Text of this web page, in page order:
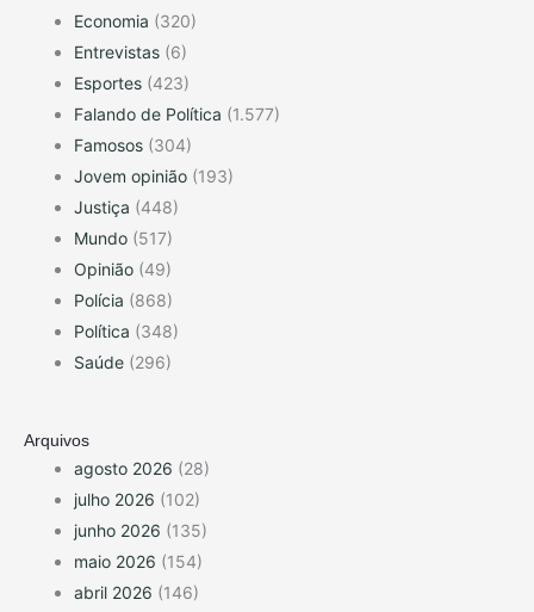
Economia (320)
Entrevistas (6)
Esportes (423)
Falando de Política (1.577)
Famosos (304)
Jovem opinião (193)
Justiça (448)
Mundo (517)
Opinião (49)
Polícia (868)
Política (348)
Saúde (296)
Arquivos
agosto 2026 (28)
julho 2026 (102)
junho 2026 (135)
maio 2026 (154)
abril 2026 (146)